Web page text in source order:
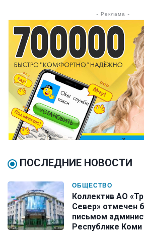
- Реклама -
ПОСЛЕДНИЕ НОВОСТИ
ОБЩЕСТВО
Коллектив АО
Север» отмечен
письмом
Республике Коми